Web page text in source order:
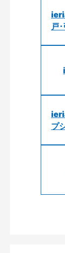
戸
プ